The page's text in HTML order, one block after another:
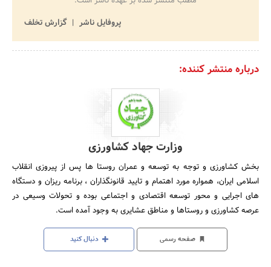
پروفایل ناشر
گزارش تخلف
درباره منتشر کننده:
وزارت جهاد کشاورزی
بخش کشاورزی و توجه به توسعه و عمران روستا ها پس از پیروزی انقلاب
اسلامی ایران، همواره مورد اهتمام و تایید قانونگذاران ، برنامه ریزان و دستگاه
های اجرایی و محور توسعه اقتصادی و اجتماعی بوده و تحولات وسیعی در
عرصه کشاورزی و روستاها و مناطق عشایری به وجود آمده است.
صفحه رسمی دنبال کنید